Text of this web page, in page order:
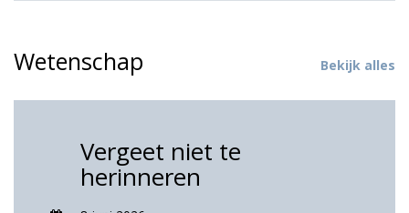
Wetenschap Bekijk alles
Vergeet niet te
herinneren